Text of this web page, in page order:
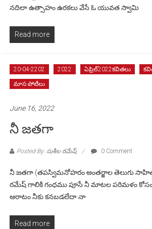
నదిలా ఉత్సాహం ఉరకలు వేసే ఓ యువత స్వామి
Read more
20-04-2202 2022 ఏప్రిల్2022కవితలు
మాస పోటీలు
June 16, 2022
నీ జతగా
Posted By: సుశీల రమేష్ 0 Comment
నీ జతగా (తపస్విమనోహరం అంతర్జాల తెలుగు
రమేష్ గాలికి గంధము పూసే నీ మాటల పరిమళం
ఆరాటం నీకు కనబడలేదా నా
Read more